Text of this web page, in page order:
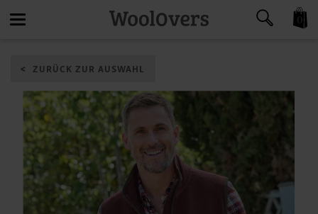
navigation
ZURÜCK ZUR AUSWAHL